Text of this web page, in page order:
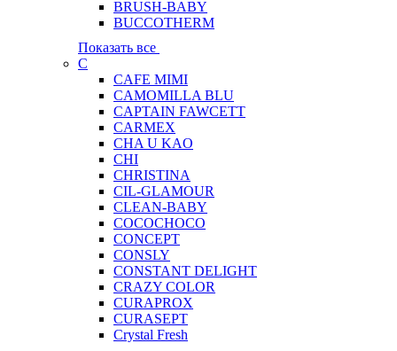
BRUSH-BABY
BUCCOTHERM
Показать все
C
CAFE MIMI
CAMOMILLA BLU
CAPTAIN FAWCETT
CARMEX
CHA U KAO
CHI
CHRISTINA
CIL-GLAMOUR
CLEAN-BABY
COCOCHOCO
CONCEPT
CONSLY
CONSTANT DELIGHT
CRAZY COLOR
CURAPROX
CURASEPT
Crystal Fresh